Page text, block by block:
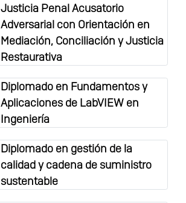
Justicia Penal Acusatorio
Adversarial con Orientación en
Mediación, Conciliación y Justicia
Restaurativa
Diplomado en Fundamentos y
Aplicaciones de LabVIEW en
Ingeniería
Diplomado en gestión de la
calidad y cadena de suministro
sustentable